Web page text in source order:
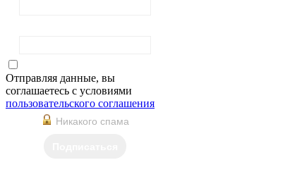
Отправляя данные, вы
соглашаетесь с условиями
пользовательского соглашения
Никакого спама